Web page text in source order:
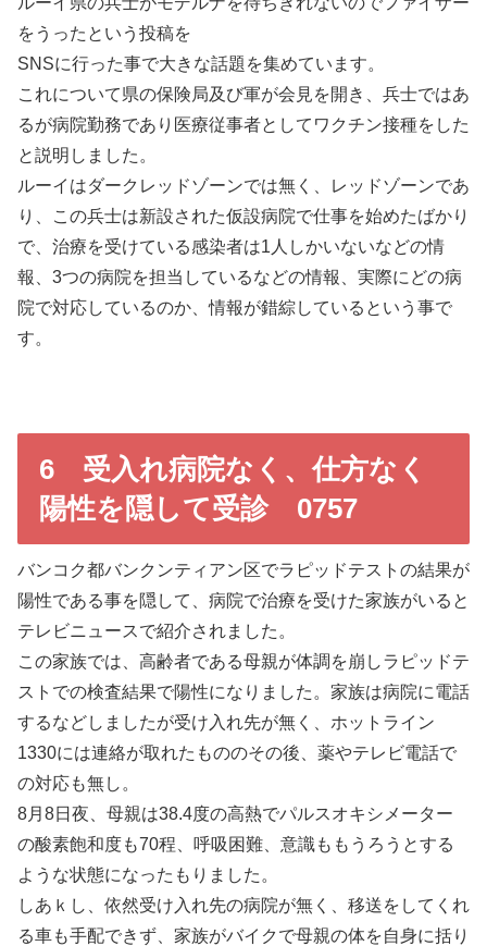
をうったという投稿を
SNSに行った事で大きな話題を集めています。
これについて県の保険局及び軍が会見を開き、兵士ではあ
るが病院勤務であり医療従事者としてワクチン接種をした
と説明しました。
ルーイはダークレッドゾーンでは無く、レッドゾーンであ
り、この兵士は新設された仮設病院で仕事を始めたばかり
で、治療を受けている感染者は1人しかいないなどの情
報、3つの病院を担当しているなどの情報、実際にどの病
院で対応しているのか、情報が錯綜しているという事で
す。
6 受入れ病院なく、仕方なく
陽性を隠して受診 0757
バンコク都バンクンティアン区でラピッドテストの結果が
陽性である事を隠して、病院で治療を受けた家族がいると
テレビニュースで紹介されました。
この家族では、高齢者である母親が体調を崩しラピッドテ
ストでの検査結果で陽性になりました。家族は病院に電話
するなどしましたが受け入れ先が無く、ホットライン
1330には連絡が取れたもののその後、薬やテレビ電話で
の対応も無し。
8月8日夜、母親は38.4度の高熱でパルスオキシメーター
の酸素飽和度も70程、呼吸困難、意識ももうろうとする
ような状態になったもりました。
しあｋし、依然受け入れ先の病院が無く、移送をしてくれ
る車も手配できず、家族がバイクで母親の体を自身に括り